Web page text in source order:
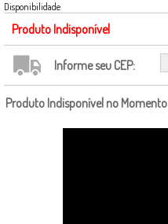
Disponibilidade
Produto Indisponível
Informe seu CEP:
Produto Indisponível no Momento